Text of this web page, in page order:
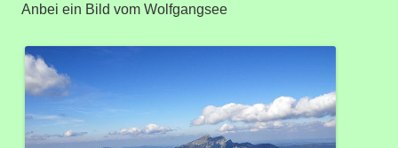
Anbei ein Bild vom Wolfgangsee